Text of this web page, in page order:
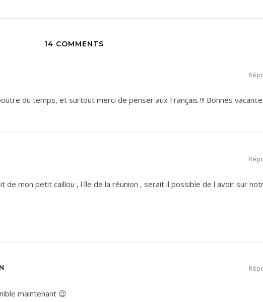
14 COMMENTS
du temps, et surtout merci de penser aux Français !!! Bonnes
de mon petit caillou , l île de la réunion , serait il possible de l avoir sur
maintenant 😉